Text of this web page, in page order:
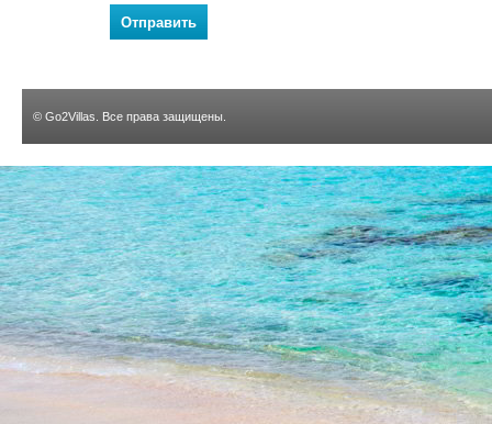
Отправить
© Go2Villas . Все права защищены.